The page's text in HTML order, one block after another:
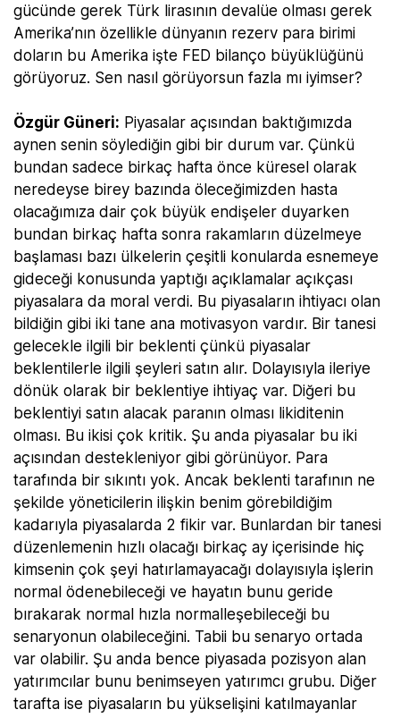
gücünde gerek Türk lirasının devalüe olması gerek
Amerika’nın özellikle dünyanın rezerv para birimi
doların bu Amerika işte FED bilanço büyüklüğünü
görüyoruz. Sen nasıl görüyorsun fazla mı iyimser?
Özgür Güneri: Piyasalar açısından baktığımızda
aynen senin söylediğin gibi bir durum var. Çünkü
bundan sadece birkaç hafta önce küresel olarak
neredeyse birey bazında öleceğimizden hasta
olacağımıza dair çok büyük endişeler duyarken
bundan birkaç hafta sonra rakamların düzelmeye
başlaması bazı ülkelerin çeşitli konularda esnemeye
gideceği konusunda yaptığı açıklamalar açıkçası
piyasalara da moral verdi. Bu piyasaların ihtiyacı olan
bildiğin gibi iki tane ana motivasyon vardır. Bir tanesi
gelecekle ilgili bir beklenti çünkü piyasalar
beklentilerle ilgili şeyleri satın alır. Dolayısıyla ileriye
dönük olarak bir beklentiye ihtiyaç var. Diğeri bu
beklentiyi satın alacak paranın olması likiditenin
olması. Bu ikisi çok kritik. Şu anda piyasalar bu iki
açısından destekleniyor gibi görünüyor. Para
tarafında bir sıkıntı yok. Ancak beklenti tarafının ne
şekilde yöneticilerin ilişkin benim görebildiğim
kadarıyla piyasalarda 2 fikir var. Bunlardan bir tanesi
düzenlemenin hızlı olacağı birkaç ay içerisinde hiç
kimsenin çok şeyi hatırlamayacağı dolayısıyla işlerin
normal ödenebileceği ve hayatın bunu geride
bırakarak normal hızla normalleşebileceği bu
senaryonun olabileceğini. Tabii bu senaryo ortada
var olabilir. Şu anda bence piyasada pozisyon alan
yatırımcılar bunu benimseyen yatırımcı grubu. Diğer
tarafta ise piyasaların bu yükselişini katılmayanlar